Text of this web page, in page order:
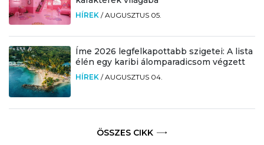
HÍREK /AUGUSZTUS 05.
Íme 2026 legfelkapottabb szigetei: A lista
élén egy karibi álomparadicsom végzett
HÍREK /AUGUSZTUS 04.
ÖSSZES CIKK